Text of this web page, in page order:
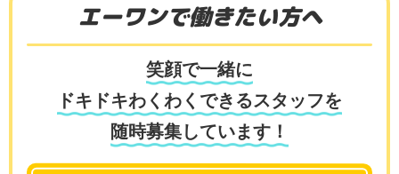
エーワンで働きたい方へ
笑顔で一緒に
ドキドキわくわくできるスタッフを
随時募集しています！